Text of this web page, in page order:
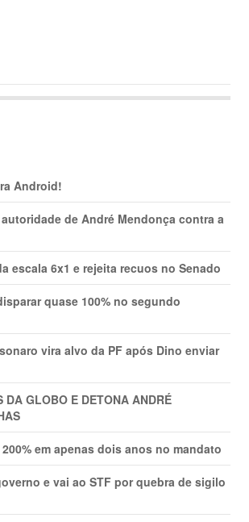
Android!
de André Mendonça contra a
escala 6x1 e rejeita recuos no Senado
quase 100% no segundo
vira alvo da PF após Dino enviar
GLOBO E DETONA ANDRÉ
em apenas dois anos no mandato
e vai ao STF por quebra de sigilo